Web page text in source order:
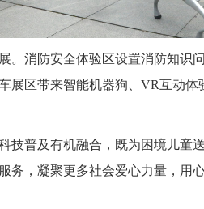
。消防安全体验区设置消防知识
展区带来智能机器狗、VR互动
技普及有机融合，既为困境儿童
务，凝聚更多社会爱心力量，用